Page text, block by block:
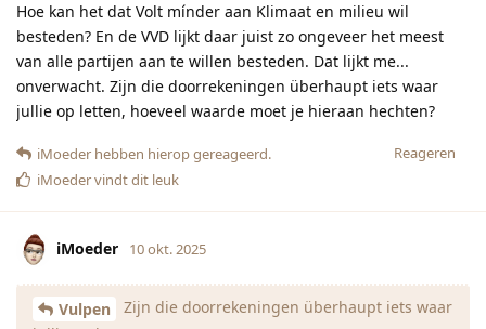
Hoe kan het dat Volt mínder aan Klimaat en milieu wil
besteden? En de VVD lijkt daar juist zo ongeveer het meest
van alle partijen aan te willen besteden. Dat lijkt me...
onverwacht. Zijn die doorrekeningen überhaupt iets waar
jullie op letten, hoeveel waarde moet je hieraan hechten?
Reageren
iMoeder hebben hierop gereageerd.
iMoedervindt dit leuk
iMoeder 10 okt. 2025
Vulpen
Zijn die doorrekeningen überhaupt iets waar